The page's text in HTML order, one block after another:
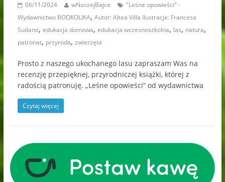
06/11/2024 wNaszejBajce
"Leśne opowieści" -
Wydawnictwo BOOKOLIKA, Autor: Altea Villa Ilustracje: Francesa
Sudano, edukacja domowa, edukacja wczesnoszkolna, las, natura,
patronat, przyroda, zwierzęta
Prosto z naszego ukochanego lasu zapraszam Was na
recenzję przepięknej, przyrodniczej książki, której z
radością patronuję. „Leśne opowieści” od wydawnictwa
Czytaj więcej